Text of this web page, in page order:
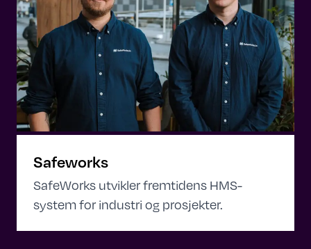
Safeworks
SafeWorks utvikler fremtidens HMS-
system for industri og prosjekter.